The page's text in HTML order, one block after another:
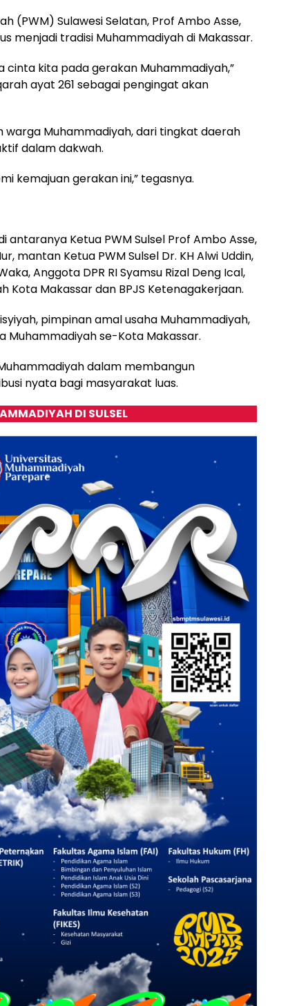
(PWM) Sulawesi Selatan, Prof Ambo Asse,
menjadi tradisi Muhammadiyah di Makassar.
cinta kita pada gerakan Muhammadiyah,”
ayat 261 sebagai pengingat akan
warga Muhammadiyah, dari tingkat daerah
dalam dakwah.
kemajuan gerakan ini,” tegasnya.
antaranya Ketua PWM Sulsel Prof Ambo Asse,
mantan Ketua PWM Sulsel Dr. KH Alwi Uddin,
Anggota DPR RI Syamsu Rizal Deng Ical,
Makassar dan BPJS Ketenagakerjaan.
pimpinan amal usaha Muhammadiyah,
se-Kota Makassar.
dalam membangun
nyata bagi masyarakat luas.
DI SULSEL